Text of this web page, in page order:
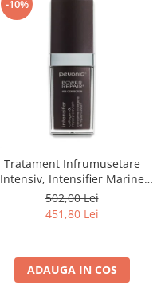
-10%
Tratament Infrumusetare
Intensiv, Intensifier Marine
Collagen Concentrate - 30ml
502,00 Lei
451,80 Lei
ADAUGA IN COS